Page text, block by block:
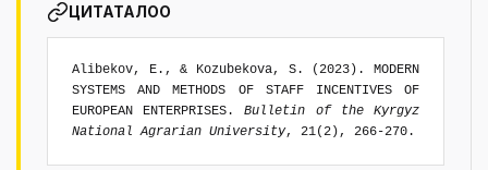
ЦИТАТАЛОО
Alibekov, E., & Kozubekova, S. (2023). MODERN
SYSTEMS AND METHODS OF STAFF INCENTIVES OF
EUROPEAN ENTERPRISES.Bulletin of the Kyrgyz
National Agrarian University, 21(2), 266-270.